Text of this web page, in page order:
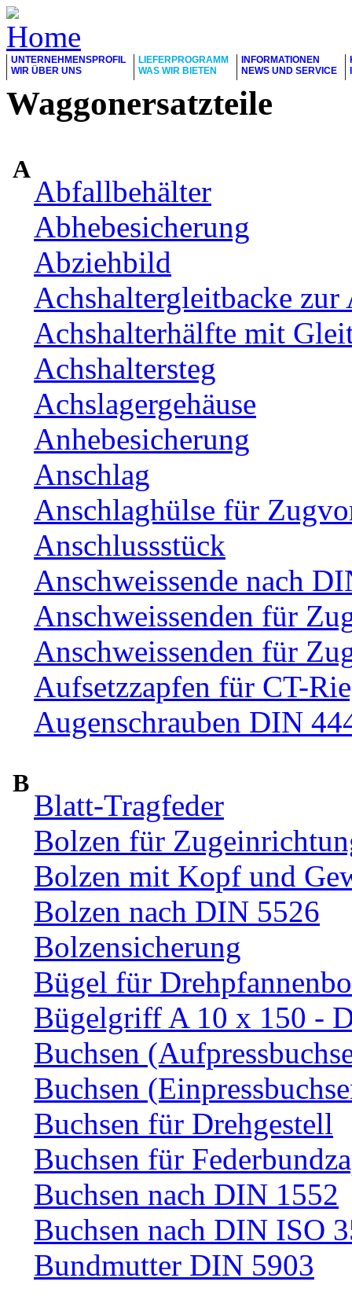
UNTERNEHMENSPROFIL
WIR ÜBER UNS
LIEFERPROGRAMM
WAS WIR BIETEN
INFORMATIONEN
NEWS UND SERVICE
Waggonersatzteile
A
Abfallbehälter
Abhebesicherung
Abziehbild
Achshaltergleitbacke zur
Achshalterhälfte mit
Achshaltersteg
Achslagergehäuse
Anhebesicherung
Anschlag
Anschlaghülse für
Anschlussstück
Anschweissende nach
Anschweissenden für
Anschweissenden für
Aufsetzzapfen für CT-
Augenschrauben DIN
B
Blatt-Tragfeder
Bolzen für
Bolzen mit Kopf und
Bolzen nach DIN 5526
Bolzensicherung
Bügel für
Bügelgriff A 10 x 150 -
Buchsen
Buchsen
Buchsen für Drehgestell
Buchsen für
Buchsen nach DIN 1552
Buchsen nach DIN ISO
Bundmutter DIN 5903